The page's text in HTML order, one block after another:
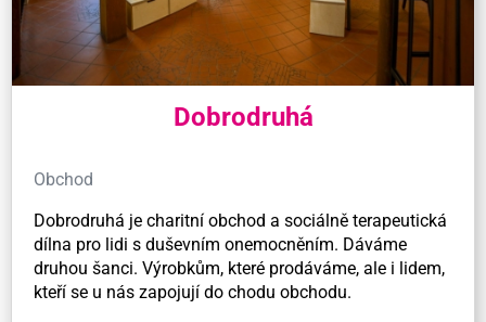
Dobrodruhá
Obchod
Dobrodruhá je charitní obchod a sociálně terapeutická
dílna pro lidi s duševním onemocněním. Dáváme
druhou šanci. Výrobkům, které prodáváme, ale i lidem,
kteří se u nás zapojují do chodu obchodu.